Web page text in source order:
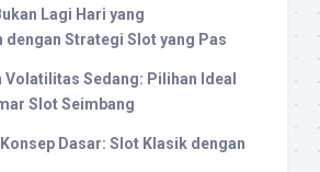
Lagi Hari yang
dengan Strategi Slot yang Pas
Volatilitas Sedang: Pilihan Ideal
Slot Seimbang
Dasar: Slot Klasik dengan